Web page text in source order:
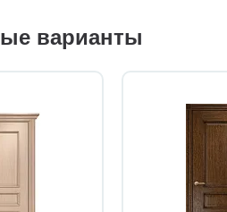
варианты